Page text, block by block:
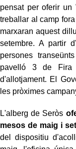
pensat per oferir un
treballar al camp
marxaran aquest
setembre. A partir
persones
pavelló 3 de Fira
d'allotjament. El
les pròximes
L'alberg de Seròs
mesos de maig i
del dispositiu